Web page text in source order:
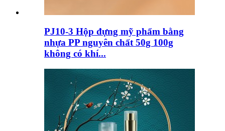
PJ10-3 Hộp đựng mỹ phẩm bằng
nhựa PP nguyên chất 50g 100g
không có khí...